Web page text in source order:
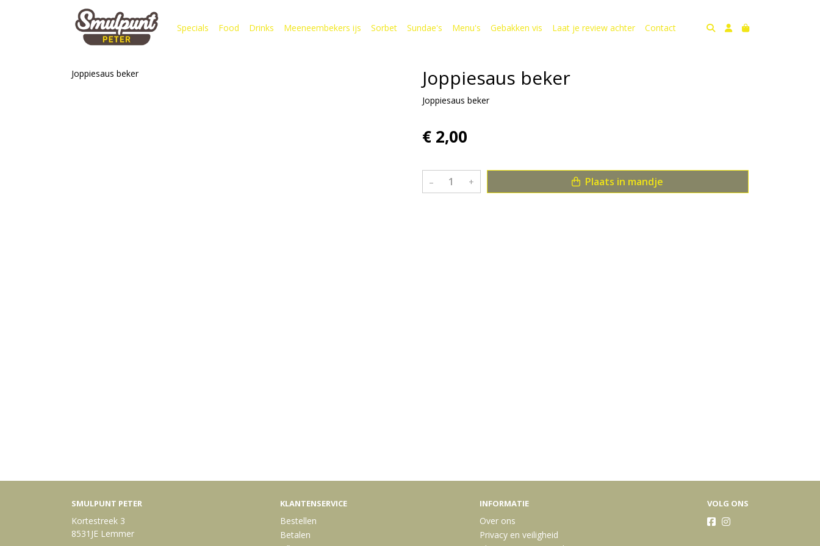
Specials Food Drinks Meeneembekers ijs Sorbet Sundae's Menu's Gebakken vis Laat je review achter Contact
Joppiesaus beker Joppiesaus beker
Joppiesaus beker
€ 2,00
– + Plaats in mandje
SMULPUNT PETER
Kortestreek 3
8531JE Lemmer
KLANTENSERVICE
Bestellen
Betalen
INFORMATIE
Over ons
Privacy en veiligheid
VOLG ONS